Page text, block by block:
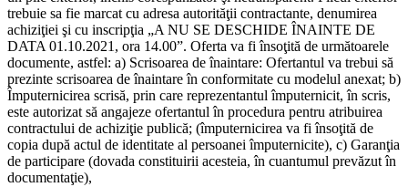
trebuie sa fie marcat cu adresa autorităţii contractante, denumirea
achiziţiei şi cu inscripţia „A NU SE DESCHIDE ÎNAINTE DE
DATA 01.10.2021, ora 14.00”. Oferta va fi însoţită de următoarele
documente, astfel: a) Scrisoarea de înaintare: Ofertantul va trebui să
prezinte scrisoarea de înaintare în conformitate cu modelul anexat; b)
Împuternicirea scrisă, prin care reprezentantul împuternicit, în scris,
este autorizat să angajeze ofertantul în procedura pentru atribuirea
contractului de achiziţie publică; (împuternicirea va fi însoţită de
copia după actul de identitate al persoanei împuternicite), c) Garanţia
de participare (dovada constituirii acesteia, în cuantumul prevăzut în
documentaţie),